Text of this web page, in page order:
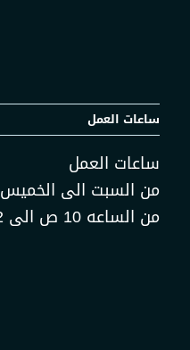
ساعات العمل
ساعات العمل
من السبت الى الخميس
من الساعه 10 ص الى 12 م